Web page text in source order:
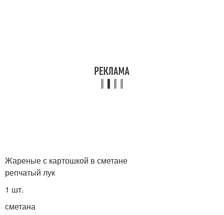
Жареные с картошкой в сметане
репчатый лук
1 шт.
сметана